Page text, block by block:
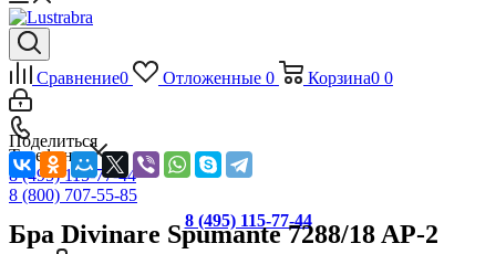
Сравнение0 Отложенные 0 Корзина0 0
Телефоны
8 (495) 115-77-44
8 (800) 707-55-85
8 (495) 115-77-44
Поделиться
Бра Divinare Spumante 7288/18 AP-2